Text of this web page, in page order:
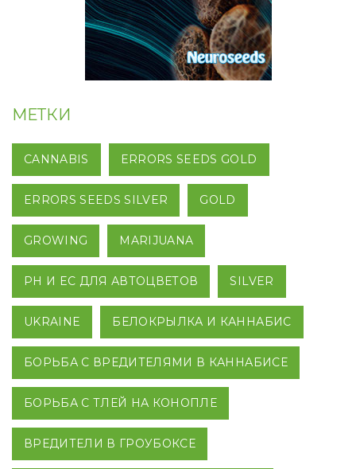
МЕТКИ
CANNABIS ERRORS SEEDS GOLD
ERRORS SEEDS SILVER GOLD
GROWING MARIJUANA
PH И EC ДЛЯ АВТОЦВЕТОВ SILVER
UKRAINE БЕЛОКРЫЛКА И КАННАБИС
БОРЬБА С ВРЕДИТЕЛЯМИ В КАННАБИСЕ
БОРЬБА С ТЛЕЙ НА КОНОПЛЕ
ВРЕДИТЕЛИ В ГРОУБОКСЕ